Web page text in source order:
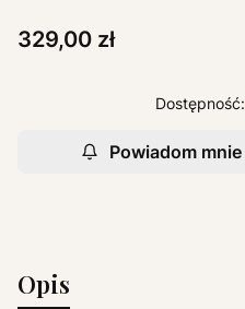
Cena
329,00 zł
Dostępność:
Powiadom
Opis